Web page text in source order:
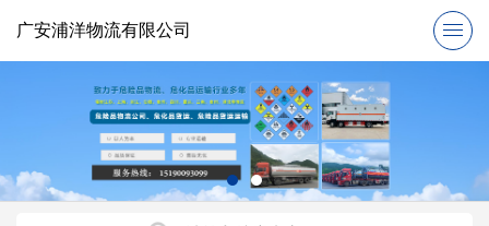
广安浦洋物流有限公司